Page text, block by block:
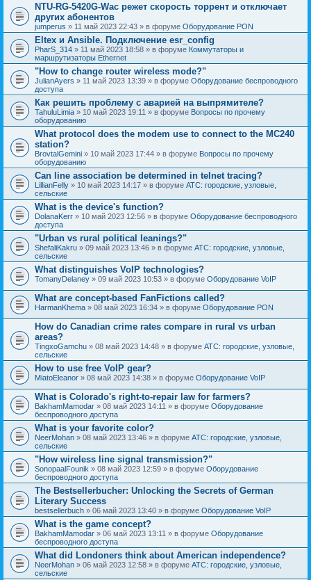
NTU-RG-5420G-Wac режет скорость торрент и отключает
других абонентов
jumperus » 11 май 2023 22:43 » в форуме Оборудование PON
Eltex и Ansible. Подключение esr_config
PharS_314 » 11 май 2023 18:58 » в форуме Коммутаторы и
маршрутизаторы Ethernet
"How to change router wireless mode?"
JulianAyers » 11 май 2023 13:39 » в форуме Оборудование беспроводного
доступа
Как решить проблему с аварией на выпрямителе?
TahuluLimia » 10 май 2023 19:11 » в форуме Вопросы по прочему
оборудованию
What protocol does the modem use to connect to the MC240
station?
BrovtalGemini » 10 май 2023 17:44 » в форуме Вопросы по прочему
оборудованию
Can line association be determined in telnet tracing?
LillianFelly » 10 май 2023 14:17 » в форуме АТС: городские, узловые,
сельские
What is the device's function?
DolanaKerr » 10 май 2023 12:56 » в форуме Оборудование беспроводного
доступа
"Urban vs rural political leanings?"
ShefaliKakru » 09 май 2023 13:46 » в форуме АТС: городские, узловые,
сельские
What distinguishes VoIP technologies?
TomanyDelaney » 09 май 2023 10:53 » в форуме Оборудование VoIP
What are concept-based FanFictions called?
HarmanKhema » 08 май 2023 16:34 » в форуме Оборудование PON
How do Canadian crime rates compare in rural vs urban
areas?
TingxoGamchu » 08 май 2023 14:48 » в форуме АТС: городские, узловые,
сельские
How to use free VoIP gear?
MiatoEleanor » 08 май 2023 14:38 » в форуме Оборудование VoIP
What is Colorado's right-to-repair law for farmers?
BakhamMamodar » 08 май 2023 14:11 » в форуме Оборудование
беспроводного доступа
What is your favorite color?
NeerMohan » 08 май 2023 13:46 » в форуме АТС: городские, узловые,
сельские
"How wireless line signal transmission?"
SonopaalFounik » 08 май 2023 12:59 » в форуме Оборудование
беспроводного доступа
The Bestsellerbucher: Unlocking the Secrets of German
Literary Success
bestsellerbuch » 06 май 2023 13:40 » в форуме Оборудование VoIP
What is the game concept?
BakhamMamodar » 06 май 2023 13:11 » в форуме Оборудование
беспроводного доступа
What did Londoners think about American independence?
NeerMohan » 06 май 2023 12:58 » в форуме АТС: городские, узловые,
сельские